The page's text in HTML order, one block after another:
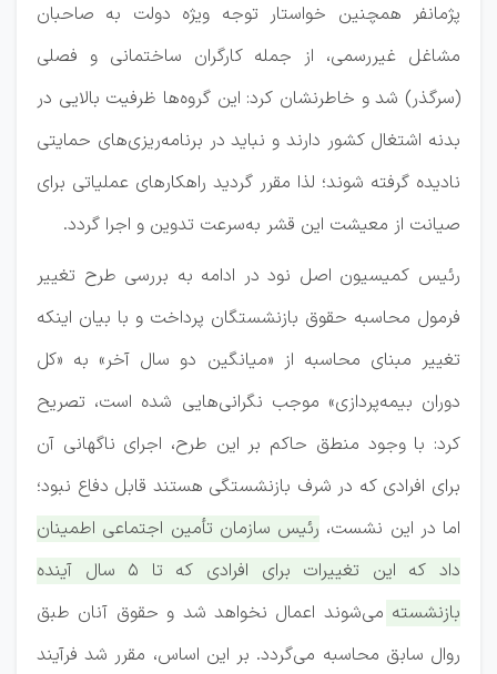
پژمانفر همچنین خواستار توجه ویژه دولت به صاحبان
مشاغل غیررسمی، از جمله کارگران ساختمانی و فصلی
(سرگذر) شد و خاطرنشان کرد: این گروه‌ها ظرفیت بالایی در
بدنه اشتغال کشور دارند و نباید در برنامه‌ریزی‌های حمایتی
نادیده گرفته شوند؛ لذا مقرر گردید راهکار‌های عملیاتی برای
صیانت از معیشت این قشر به‌سرعت تدوین و اجرا گردد.
رئیس کمیسیون اصل نود در ادامه به بررسی طرح تغییر
فرمول محاسبه حقوق بازنشستگان پرداخت و با بیان اینکه
تغییر مبنای محاسبه از «میانگین دو سال آخر» به «کل
دوران بیمه‌پردازی» موجب نگرانی‌هایی شده است، تصریح
کرد: با وجود منطق حاکم بر این طرح، اجرای ناگهانی آن
برای افرادی که در شرف بازنشستگی هستند قابل دفاع نبود؛
اما در این نشست، رئیس سازمان تأمین اجتماعی اطمینان
داد که این تغییرات برای افرادی که تا ۵ سال آینده
بازنشسته می‌شوند اعمال نخواهد شد و حقوق آنان طبق
روال سابق محاسبه می‌گردد. بر این اساس، مقرر شد فرآیند